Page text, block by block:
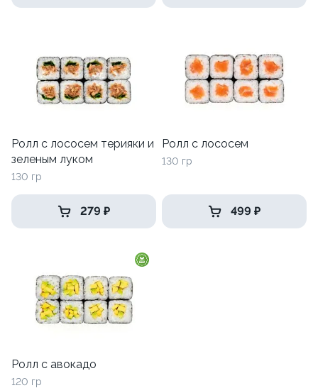
Ролл с лососем терияки и
зеленым луком
130 гр
279 ₽
Ролл с лососем
130 гр
499 ₽
Ролл с авокадо
120 гр